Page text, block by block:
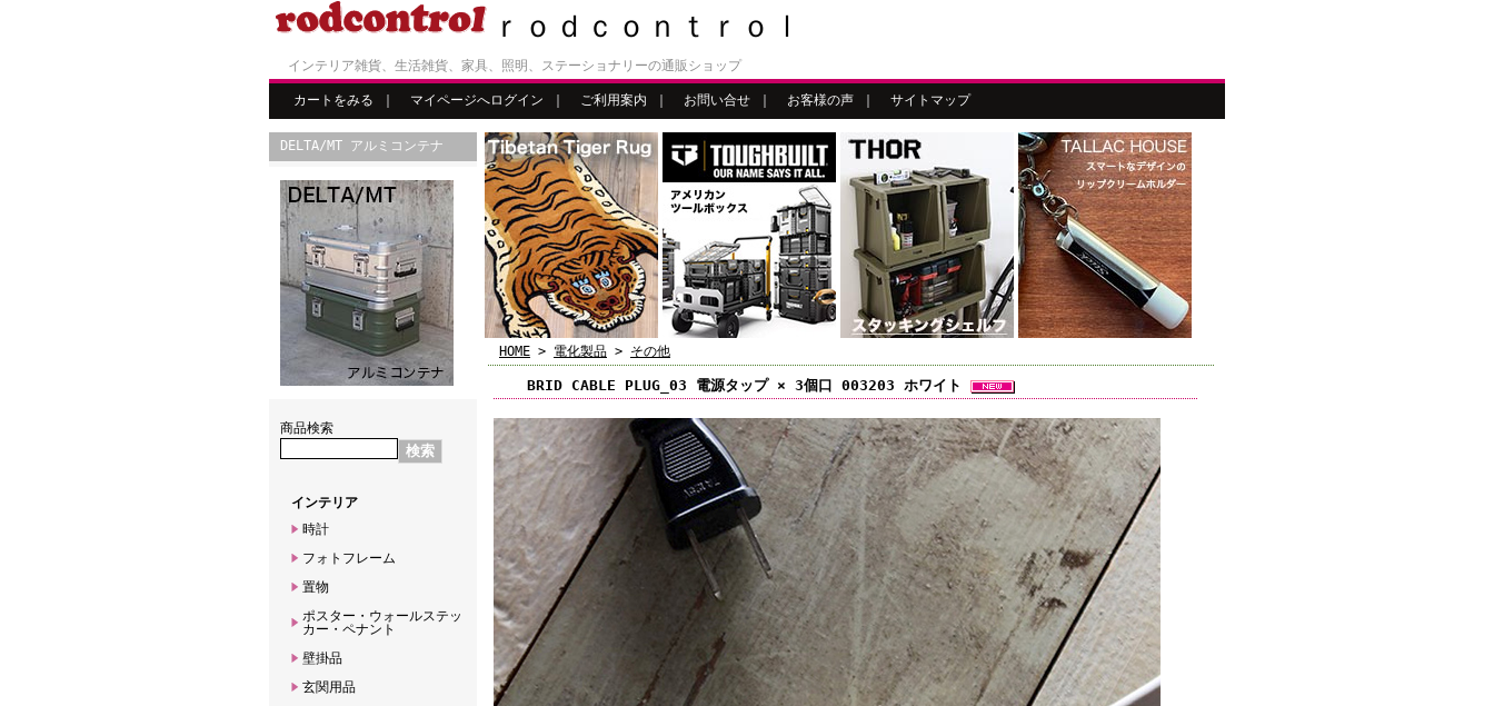
ｒｏｄｃｏｎｔｒｏｌ
インテリア雑貨、生活雑貨、家具、照明、ステーショナリーの通販ショップ
カートをみる マイページへログイン ご利用案内 お問い合せ お客様の声 サイトマップ
DELTA/MT アルミコンテナ
商品検索
インテリア
時計
フォトフレーム
置物
ポスター・ウォールステッ
カー・ペナント
壁掛品
玄関用品
HOME > 電化製品 > その他
BRID CABLE PLUG_03 電源タップ × 3個口 003203 ホワイト